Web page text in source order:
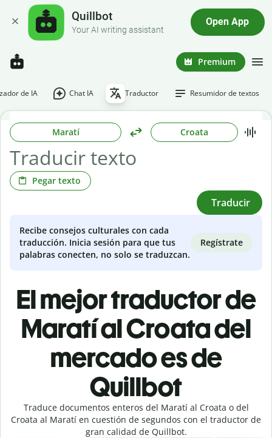
Quillbot
Your AI writing assistant
Open App
Premium
de IA Chat IA Traductor Resumidor de textos
Maratí Croata
Pegar texto
Traducir
Recibe consejos culturales con cada
traducción. Inicia sesión para que tus
palabras conecten, no solo se traduzcan.
Regístrate
El mejor traductor de
Maratí al Croata del
mercado es de
Quillbot
Traduce documentos enteros del Maratí al Croata o del
Croata al Maratí en cuestión de segundos con el traductor de
gran calidad de Quillbot.